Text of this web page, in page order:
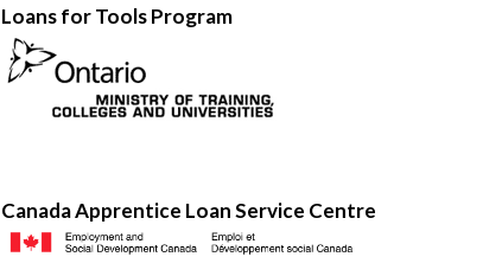
Loans for Tools Program
Canada Apprentice Loan Service Centre